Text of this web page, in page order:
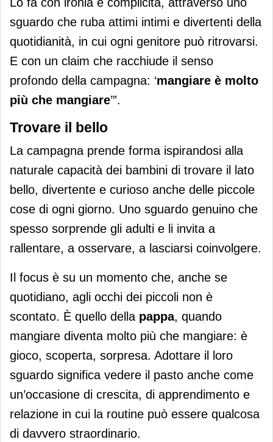
sguardo che ruba attimi intimi e divertenti della
quotidianità, in cui ogni genitore può ritrovarsi.
E con un claim che racchiude il senso
profondo della campagna: ‘mangiare è molto
più che mangiare’”.
Trovare il bello
La campagna prende forma ispirandosi alla
naturale capacità dei bambini di trovare il lato
bello, divertente e curioso anche delle piccole
cose di ogni giorno. Uno sguardo genuino che
spesso sorprende gli adulti e li invita a
rallentare, a osservare, a lasciarsi coinvolgere.
Il focus è su un momento che, anche se
quotidiano, agli occhi dei piccoli non è
scontato. È quello della pappa, quando
mangiare diventa molto più che mangiare: è
gioco, scoperta, sorpresa. Adottare il loro
sguardo significa vedere il pasto anche come
un’occasione di crescita, di apprendimento e
relazione in cui la routine può essere qualcosa
di davvero straordinario.